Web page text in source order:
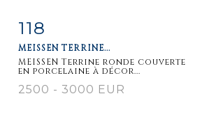
Item detail
118
MEISSEN TERRINE...
MEISSEN Terrine ronde couverte
en porcelaine à décor...
2500 - 3000 EUR